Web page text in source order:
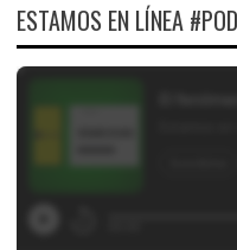
ESTAMOS EN LÍNEA